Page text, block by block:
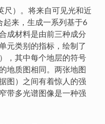
尺）。将来自可见光和近
起来，生成一系列基于6
成材料是由前三种成分
元类别的指标，绘制了
，其中每个地层的符号
地质图相同。两张地图
图）之间有着惊人的强
带多光谱图像是一种强